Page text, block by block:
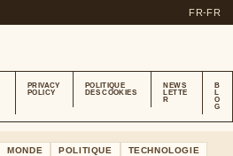
FR-FR
PRIVACY
POLICY
POLITIQUE
DES COOKIES
NEWS
LETTE
R
B
L
O
G
MONDE POLITIQUE TECHNOLOGIE